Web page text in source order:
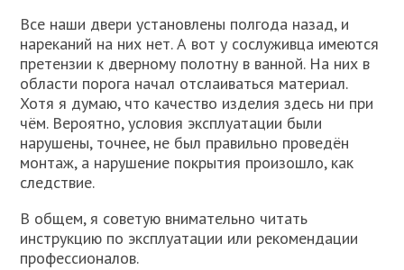
Все наши двери установлены полгода назад, и
нареканий на них нет. А вот у сослуживца имеются
претензии к дверному полотну в ванной. На них в
области порога начал отслаиваться материал.
Хотя я думаю, что качество изделия здесь ни при
чём. Вероятно, условия эксплуатации были
нарушены, точнее, не был правильно проведён
монтаж, а нарушение покрытия произошло, как
следствие.
В общем, я советую внимательно читать
инструкцию по эксплуатации или рекомендации
профессионалов.